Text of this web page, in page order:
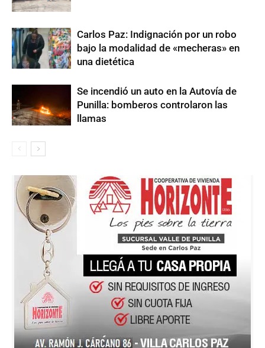
Carlos Paz: Indignación por un robo
bajo la modalidad de «mecheras» en
una dietética
Se incendió un auto en la Autovía de
Punilla: bomberos controlaron las
llamas